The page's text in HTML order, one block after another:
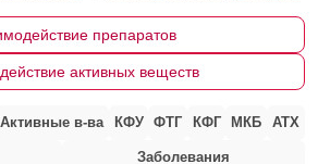
препаратов
активных веществ
Активные в-ва КФУ ФТГ КФГ МКБ АТХ
Заболевания